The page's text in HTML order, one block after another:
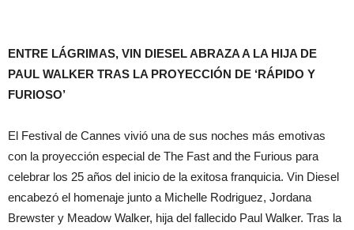
ENTRE LÁGRIMAS, VIN DIESEL ABRAZA A LA HIJA DE
PAUL WALKER TRAS LA PROYECCIÓN DE ‘RÁPIDO Y
FURIOSO’
El Festival de Cannes vivió una de sus noches más emotivas
con la proyección especial de The Fast and the Furious para
celebrar los 25 años del inicio de la exitosa franquicia. Vin Diesel
encabezó el homenaje junto a Michelle Rodriguez, Jordana
Brewster y Meadow Walker, hija del fallecido Paul Walker. Tras la